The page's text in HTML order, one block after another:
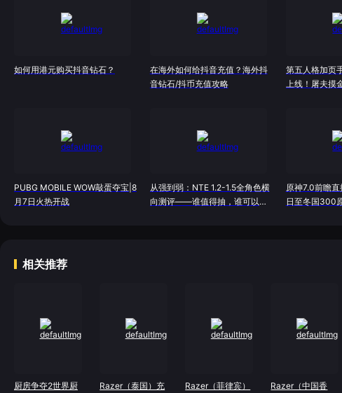
如何用港元购买抖音钻石？
在海外如何给抖音充值？海外抖
音钻石/抖币充值攻略
第五人格加页
上线！屠夫摸
PUBG MOBILE WOW敲蛋夺宝|8
月7日火热开战
从强到弱：NTE 1.2-1.5全角色横
向测评——谁值得抽，谁可以
原神7.0前瞻
日至冬国300
相关推荐
厨房争夺2世界厨 Razer（泰国）充 Razer（菲律宾） Razer（中国香